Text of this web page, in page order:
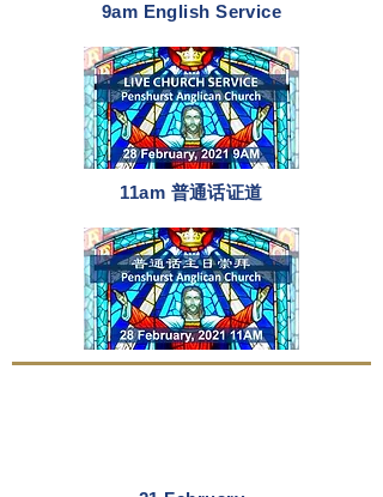
9am English Service
11am 普通话证道